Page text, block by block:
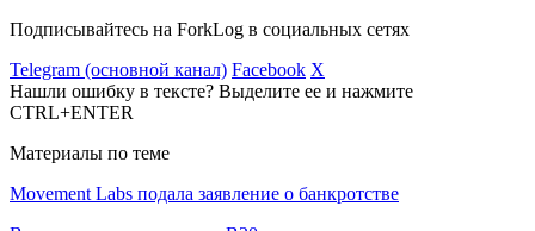
Подписывайтесь на ForkLog в социальных сетях
Telegram (основной канал) Facebook X
Нашли ошибку в тексте? Выделите ее и нажмите
CTRL+ENTER
Материалы по теме
Movement Labs подала заявление о банкротстве